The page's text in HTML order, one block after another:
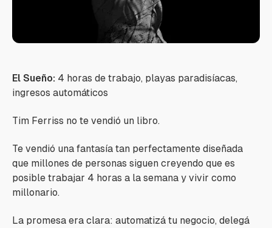
El Sueño: 4 horas de trabajo, playas paradisíacas,
ingresos automáticos
Tim Ferriss no te vendió un libro.
Te vendió una fantasía tan perfectamente diseñada
que millones de personas siguen creyendo que es
posible trabajar 4 horas a la semana y vivir como
millonario.
La promesa era clara: automatizá tu negocio, delegá